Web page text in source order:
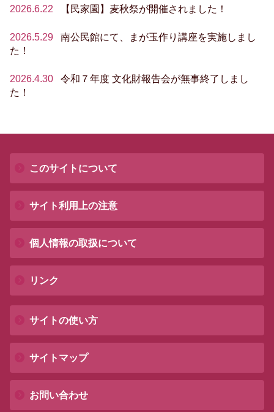
2026.6.22 【民家園】麦秋祭が開催されました！
2026.5.29
南公民館にて、まが玉作り講座を実施しまし
た！
2026.4.30
令和７年度 文化財報告会が無事終了しまし
た！
このサイトについて
サイト利用上の注意
個人情報の取扱について
リンク
サイトの使い方
サイトマップ
お問い合わせ